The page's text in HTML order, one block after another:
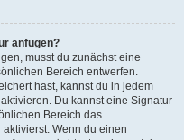
anfügen?
musst du zunächst eine
Bereich entwerfen.
hast, kannst du in jedem
Du kannst eine Signatur
Bereich das
Wenn du einen